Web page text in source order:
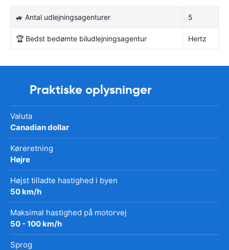
🚙 Antal udlejningsagenturer 5
🏆 Bedst bedømte biludlejningsagentur Hertz
Praktiske oplysninger
Valuta
Canadian dollar
Køreretning
Højre
Højst tilladte hastighed i byen
50 km/h
Maksimal hastighed på motorvej
50 - 100 km/h
Sprog